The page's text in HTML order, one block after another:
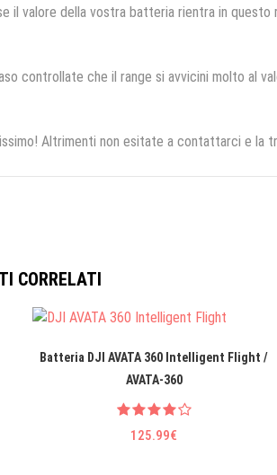
il valore della vostra batteria rientra in
controllate che il range si avvicini molto al
Altrimenti non esitate a contattarci e la
CORRELATI
Batteria DJI AVATA 360 Intelligent Flight /
AVATA-360
125.99€